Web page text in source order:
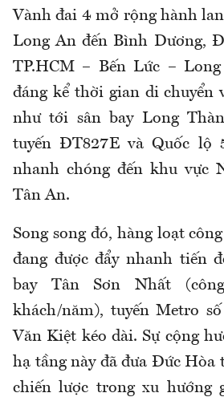
Vành đai 4 mở rộng hành
Long An đến Bình Dương,
TP.HCM – Bến Lức –
đáng kể thời gian di chuyển
như tới sân bay Long
tuyến ĐT827E và Quốc lộ
nhanh chóng đến khu vực
Tân An.
Song song đó, hàng loạt
đang được đẩy nhanh tiến
bay Tân Sơn Nhất
khách/năm), tuyến Metro
Văn Kiệt kéo dài. Sự cộng
hạ tầng này đã đưa Đức Hòa
chiến lược trong xu hướng